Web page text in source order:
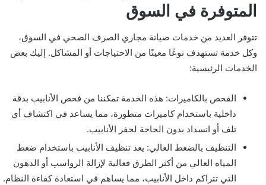
المتوفرة في السوق
تتوفر العديد من خدمات صيانة مجاري الصرف الصحي في السوق،
وكل خدمة تستهدف نوعًا معينًا من الاحتياجات أو المشاكل. إليك بعض
الخدمات الرئيسية:
الفحص بالكاميرات: هذه الخدمة تمكننا من فحص الأنابيب بدقة
داخلية باستخدام كاميرات متطورة، مما يساعد في اكتشاف أي
تلف أو انسداد بدون الحاجة لحفر الأنابيب.
التنظيف بالضغط العالي: يعد تنظيف الأنابيب باستخدام ضغط
المياه العالي من أكثر الطرق فعالية لإزالة الرواسب أو الدهون
التي تتراكم داخل الأنابيب، مما يساهم في استعادة كفاءة النظام.